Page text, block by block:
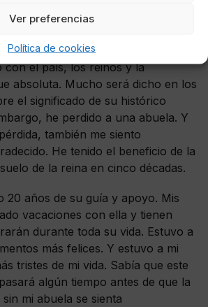
Ver preferencias
Política de cookies
a su abuela:
perdió a una líder extraordinaria,
con el país, los reinos y la
absoluta. Mucho será dicho en los
el significado de su histórico
he perdido a una abuela. Y
también me siento
He tenido el beneficio de la
de la reina en cinco décadas.
20 años de su guía y apoyo. Mis
vacaciones con ella y tienen
durante toda su vida. Estuvo a
más felices. Y estuvo a mi
tristes de mi vida. Sabía que este
algún tiempo antes de que la
mi abuela se sienta